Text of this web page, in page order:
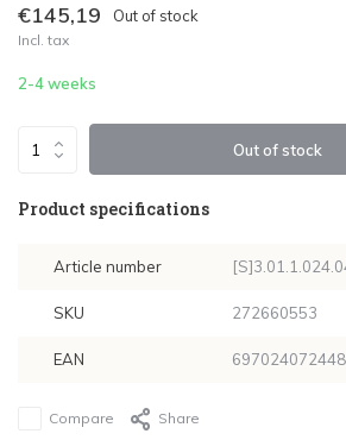
€145,19 Out of stock
Incl. tax
2-4 weeks
Out of stock
Product specifications
Article number
SKU 272660553
EAN
Compare Share